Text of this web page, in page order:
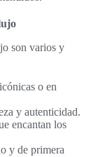
son varios y
o en
y autenticidad.
encantan los
y de primera